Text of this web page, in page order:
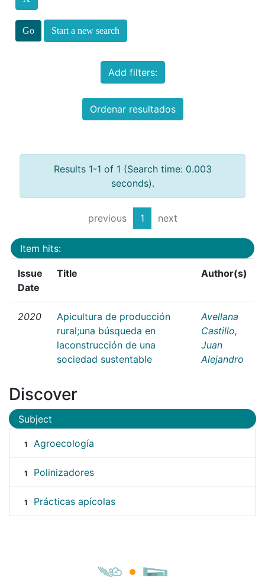
Start a new search
Add filters:
Ordenar resultados
Results 1-1 of 1 (Search time: 0.003
seconds).
previous 1 next
Item hits:
Issue
Date
Title Author(s)
2020
Apicultura de producción
rural;una búsqueda en
laconstrucción de una
sociedad sustentable
Avellana
Castillo,
Juan
Alejandro
Discover
Subject
1 Agroecología
1 Polinizadores
1 Prácticas apícolas